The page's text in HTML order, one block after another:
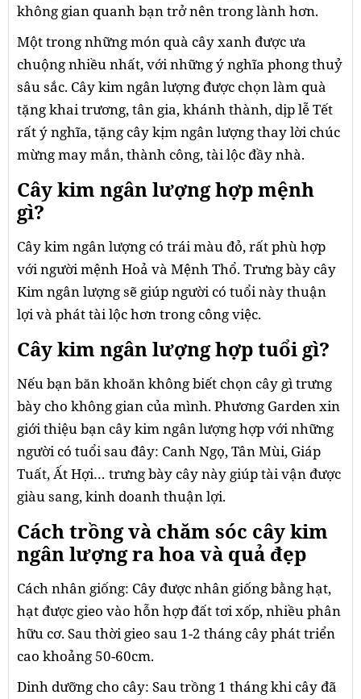
không gian quanh bạn trở nên trong lành hơn.
Một trong những món quà cây xanh được ưa
chuộng nhiều nhất, với những ý nghĩa phong thuỷ
sâu sắc. Cây kim ngân lượng được chọn làm quà
tặng khai trương, tân gia, khánh thành, dịp lễ Tết
rất ý nghĩa, tặng cây kịm ngân lượng thay lời chúc
mừng may mắn, thành công, tài lộc đầy nhà.
Cây kim ngân lượng hợp mệnh
gì?
Cây kim ngân lượng có trái màu đỏ, rất phù hợp
với người mệnh Hoả và Mệnh Thổ. Trưng bày cây
Kim ngân lượng sẽ giúp người có tuổi này thuận
lợi và phát tài lộc hơn trong công việc.
Cây kim ngân lượng hợp tuổi gì?
Nếu bạn băn khoăn không biết chọn cây gì trưng
bày cho không gian của mình. Phương Garden xin
giới thiệu bạn cây kim ngân lượng hợp với những
người có tuổi sau đây: Canh Ngọ, Tân Mùi, Giáp
Tuất, Ất Hợi… trưng bày cây này giúp tài vận được
giàu sang, kinh doanh thuận lợi.
Cách trồng và chăm sóc cây kim
ngân lượng ra hoa và quả đẹp
Cách nhân giống: Cây được nhân giống bằng hạt,
hạt được gieo vào hỗn hợp đất tơi xốp, nhiều phân
hữu cơ. Sau thời gieo sau 1-2 tháng cây phát triển
cao khoảng 50-60cm.
Dinh dưỡng cho cây: Sau trồng 1 tháng khi cây đã